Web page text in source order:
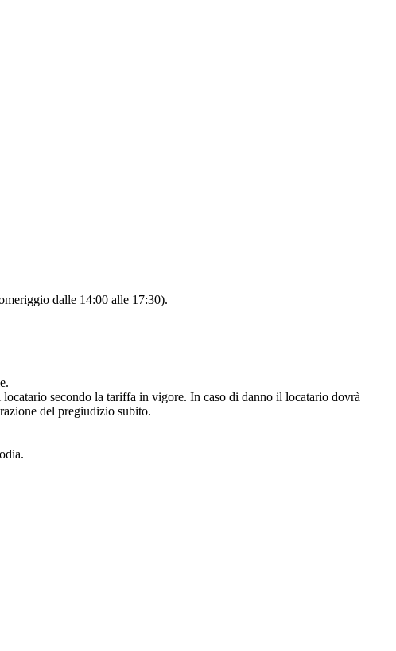
dalle 14:00 alle 17:30).
secondo la tariffa in vigore. In caso di danno il locatario dovrà
del pregiudizio subito.